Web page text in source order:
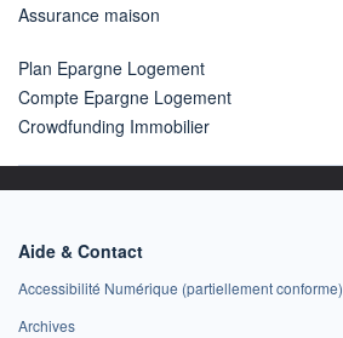
Assurance maison
Plan Epargne Logement
Compte Epargne Logement
Crowdfunding Immobilier
Aide & Contact
Accessibilité Numérique (partiellement conforme)
Archives